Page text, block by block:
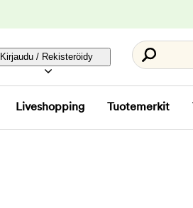
Kirjaudu / Rekisteröidy
Liveshopping Tuotemerkit